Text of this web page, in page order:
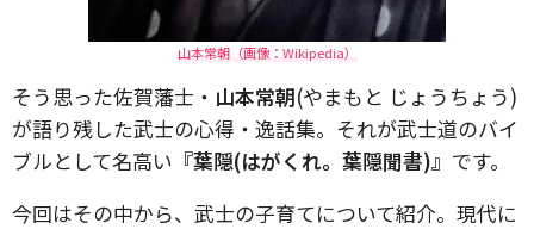
山本常朝（画像：Wikipedia）
そう思った佐賀藩士・ 山本常朝(やまもと じょうちょう)
が語り残した武士の心得・逸話集。それが武士道のバイ
ブルとして名高い 『葉隠(はがくれ。葉隠聞書)』 です。
今回はその中から、武士の子育てについて紹介。現代に